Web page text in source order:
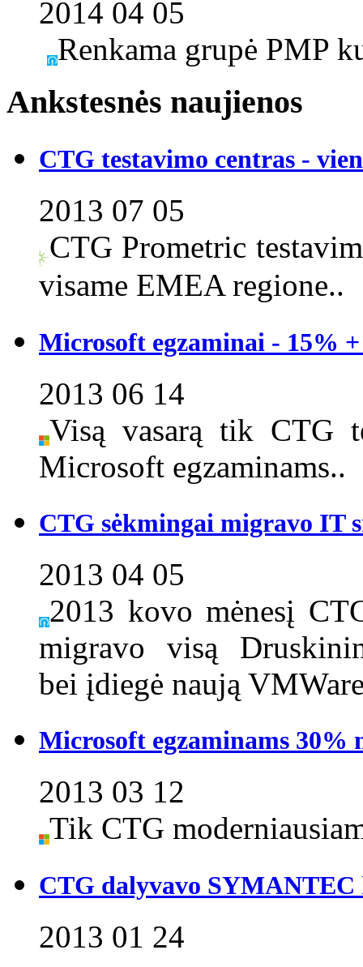
2014 04 05
Renkama grupė PMP
Ankstesnės naujienos
CTG testavimo centras -
2013 07 05
CTG Prometric
visame EMEA regione..
Microsoft egzaminai - 15% +
2013 06 14
Visą vasarą tik CTG
Microsoft egzaminams..
CTG sėkmingai migravo IT
2013 04 05
2013 kovo mėnesį
migravo visą
bei įdiegė naują
Microsoft egzaminams 30%
2013 03 12
Tik CTG
CTG dalyvavo
2013 01 24